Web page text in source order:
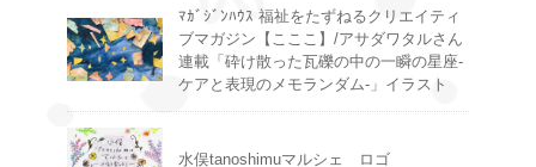
ﾏｶﾞｼﾞﾝﾊｳｽ 福祉をたずねるクリエイティ
ブマガジン【こここ】/アサダワタルさん
連載「砕け散った瓦礫の中の一瞬の星座-
ケアと表現のメモランダム-」イラスト
水俣tanoshimuマルシェ ロゴ